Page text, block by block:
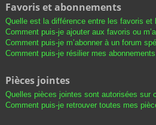
Favoris et abonnements
Quelle est la différence entre les favoris et
Comment puis-je ajouter aux favoris ou
Comment puis-je m’abonner à un forum
Comment puis-je résilier mes
Pièces jointes
Quelles pièces jointes sont autorisées sur
Comment puis-je retrouver toutes mes